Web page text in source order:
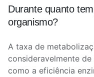
Durante quanto
organismo?
A taxa de
consideravelmente
como a eficiência